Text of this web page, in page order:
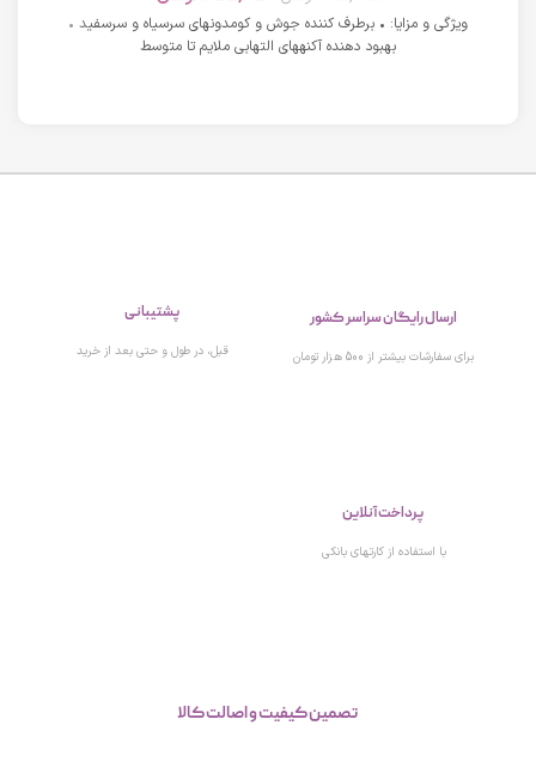
ویژگی و مزایا: • برطرف کننده جوش و کومدونهای سرسیاه و سرسفید •
بهبود دهنده آکنههای التهابی ملایم تا متوسط
ارسال رایگان سراسر کشور
برای سفارشات بیشتر از 500 هزار تومان
پشتیبانی
قبل، در طول و حتی بعد از خرید
پرداخت آنلاین
با استفاده از کارتهای بانکی
تصمین کیفیت و اصالت کالا